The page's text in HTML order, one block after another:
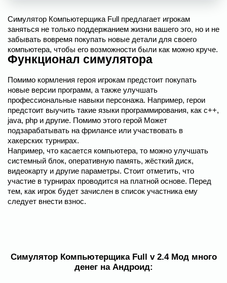
Симулятор Компьютерщика Full предлагает игрокам
заняться не только поддержанием жизни вашего эго, но и не
забывать вовремя покупать новые детали для своего
компьютера, чтобы его возможности были как можно круче.
Функционал симулятора
Помимо кормления героя игрокам предстоит покупать
новые версии программ, а также улучшать
профессиональные навыки персонажа. Например, герои
предстоит выучить такие языки программирования, как с++,
java, php и другие. Помимо этого герой Может
подзарабатывать на фрилансе или участвовать в
хакерских турнирах.
Например, что касается компьютера, то можно улучшать
системный блок, оперативную память, жёсткий диск,
видеокарту и другие параметры. Стоит отметить, что
участие в турнирах проводится на платной основе. Перед
тем, как игрок будет зачислен в список участника ему
следует внести взнос.
Симулятор Компьютерщика Full v 2.4 Мод много
денег на Андроид: